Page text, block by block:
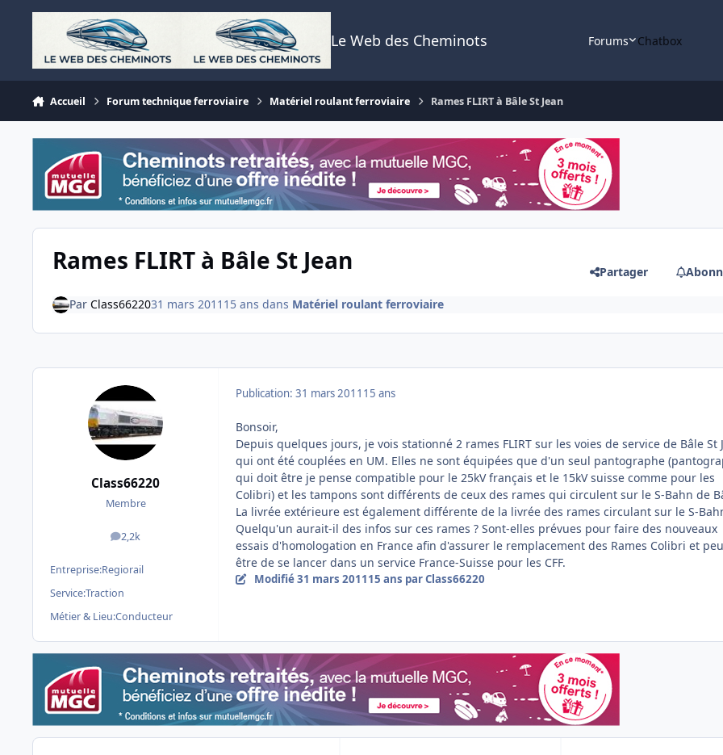
Aller au contenu
Le Web des Cheminots Forums Chatbox
Accueil Forum technique ferroviaire Matériel roulant ferroviaire Rames FLIRT à Bâle St Jean
Rames FLIRT à Bâle St Jean Partager
Par Class6622031 mars 2011 15 ans dans Matériel roulant ferroviaire
Class66220
Membre
2,2k
messages
Entreprise:Regiorail
Service:Traction
Métier & Lieu:Conducteur
Publication: 31 mars 2011 15 ans
Bonsoir,
Depuis quelques jours, je vois stationné 2 rames FLIRT sur les voies de service de Bâle St
qui ont été couplées en UM. Elles ne sont équipées que d'un seul pantographe
qui doit être je pense compatible pour le 25kV français et le 15kV suisse comme pour les
Colibri) et les tampons sont différents de ceux des rames qui circulent sur le S-Bahn de
La livrée extérieure est également différente de la livrée des rames circulant sur le S-
Quelqu'un aurait-il des infos sur ces rames ? Sont-elles prévues pour faire des nouveaux
essais d'homologation en France afin d'assurer le remplacement des Rames Colibri et
être de se lancer dans un service France-Suisse pour les CFF.
Modifié31 mars 201115 ans par Class66220